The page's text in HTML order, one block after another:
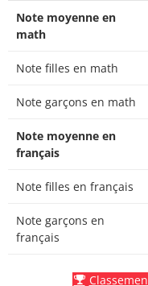
Note moyenne en
math
Note filles en math
Note garçons en math
Note moyenne en
français
Note filles en français
Note garçons en
français